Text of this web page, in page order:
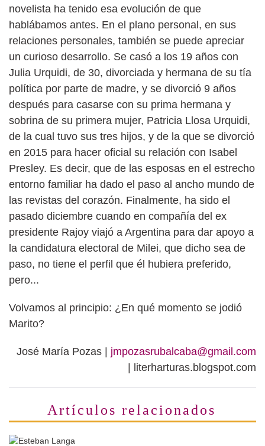
novelista ha tenido esa evolución de que
hablábamos antes. En el plano personal, en sus
relaciones personales, también se puede apreciar
un curioso desarrollo. Se casó a los 19 años con
Julia Urquidi, de 30, divorciada y hermana de su tía
política por parte de madre, y se divorció 9 años
después para casarse con su prima hermana y
sobrina de su primera mujer, Patricia Llosa Urquidi,
de la cual tuvo sus tres hijos, y de la que se divorció
en 2015 para hacer oficial su relación con Isabel
Presley. Es decir, que de las esposas en el estrecho
entorno familiar ha dado el paso al ancho mundo de
las revistas del corazón. Finalmente, ha sido el
pasado diciembre cuando en compañía del ex
presidente Rajoy viajó a Argentina para dar apoyo a
la candidatura electoral de Milei, que dicho sea de
paso, no tiene el perfil que él hubiera preferido,
pero...
Volvamos al principio: ¿En qué momento se jodió
Marito?
José María Pozas | jmpozasrubalcaba@gmail.com
| literharturas.blogspot.com
Artículos relacionados